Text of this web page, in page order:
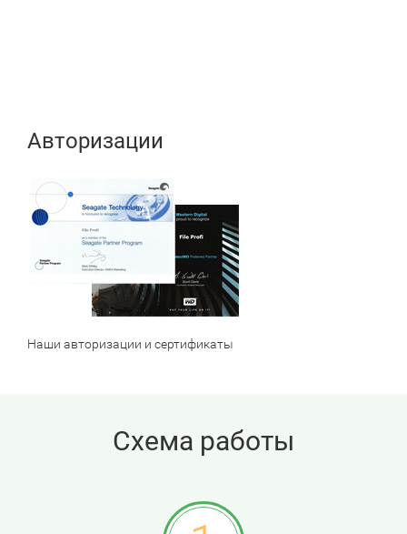
Авторизации
Наши авторизации и сертификаты
Схема работы